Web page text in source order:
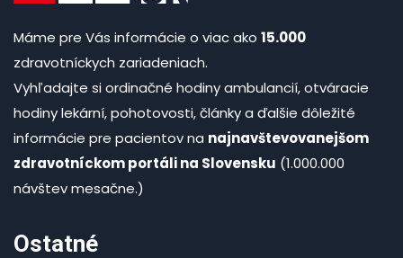
Máme pre Vás informácie o viac ako 15.000
zdravotníckych zariadeniach.
Vyhľadajte si ordinačné hodiny ambulancií, otváracie
hodiny lekární, pohotovosti, články a ďalšie dôležité
informácie pre pacientov na najnavštevovanejšom
zdravotníckom portáli na Slovensku (1.000.000
návštev mesačne.)
Ostatné